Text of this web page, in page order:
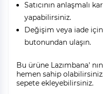
Satıcının anlaşmalı
yapabilirsiniz.
Değişim veya iade için
butonundan ulaşın.
Bu ürüne Lazımbana' nın
hemen sahip
sepete ekleyebilirsiniz.